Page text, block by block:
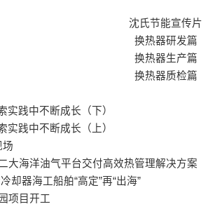
沈氏节能宣传片
换热器研发篇
换热器生产篇
换热器质检篇
践中不断成长（下）
践中不断成长（上）
场
大海洋油气平台交付高效热管理解决方案
却器海工船舶“高定”再“出海”
项目开工